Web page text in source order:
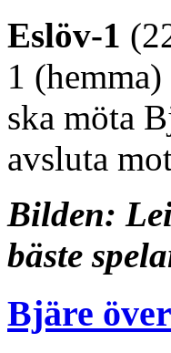
Eslöv-1
1
ska möta
avsluta
Bilden:
bäste
Bjäre